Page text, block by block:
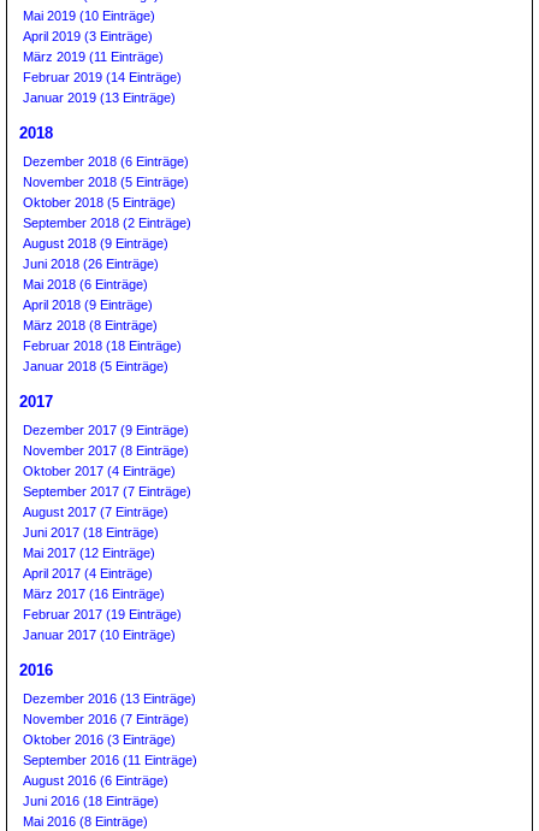
Mai 2019 (10 Einträge)
April 2019 (3 Einträge)
März 2019 (11 Einträge)
Februar 2019 (14 Einträge)
Januar 2019 (13 Einträge)
2018
Dezember 2018 (6 Einträge)
November 2018 (5 Einträge)
Oktober 2018 (5 Einträge)
September 2018 (2 Einträge)
August 2018 (9 Einträge)
Juni 2018 (26 Einträge)
Mai 2018 (6 Einträge)
April 2018 (9 Einträge)
März 2018 (8 Einträge)
Februar 2018 (18 Einträge)
Januar 2018 (5 Einträge)
2017
Dezember 2017 (9 Einträge)
November 2017 (8 Einträge)
Oktober 2017 (4 Einträge)
September 2017 (7 Einträge)
August 2017 (7 Einträge)
Juni 2017 (18 Einträge)
Mai 2017 (12 Einträge)
April 2017 (4 Einträge)
März 2017 (16 Einträge)
Februar 2017 (19 Einträge)
Januar 2017 (10 Einträge)
2016
Dezember 2016 (13 Einträge)
November 2016 (7 Einträge)
Oktober 2016 (3 Einträge)
September 2016 (11 Einträge)
August 2016 (6 Einträge)
Juni 2016 (18 Einträge)
Mai 2016 (8 Einträge)